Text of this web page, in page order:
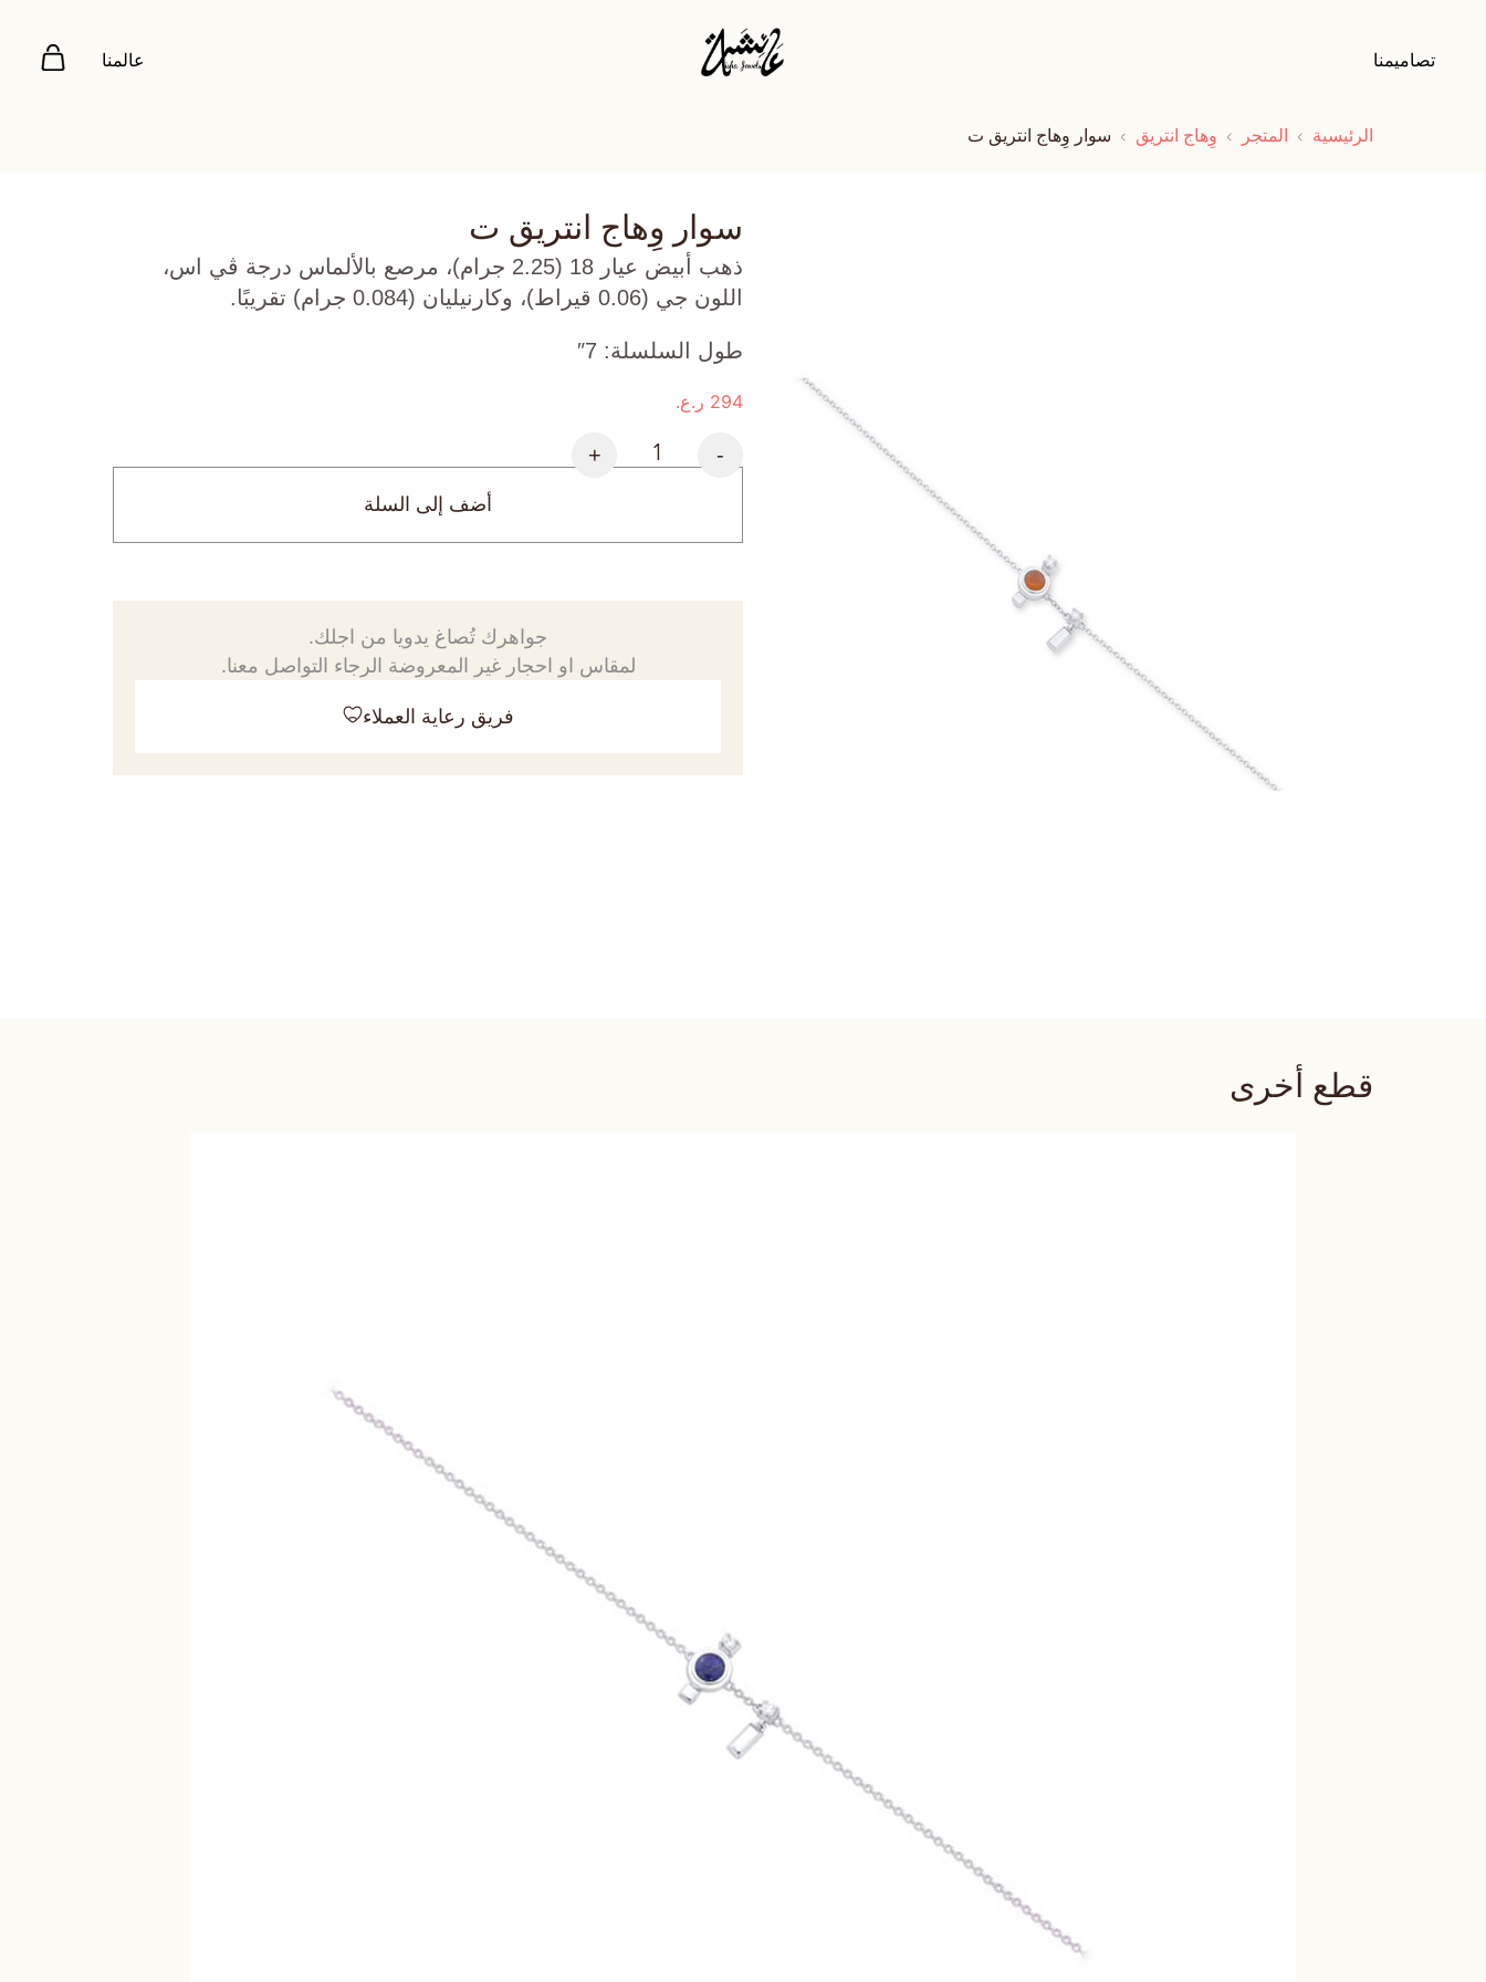
تصاميمنا عالمنا
الرئيسية المتجر وِهاج انتريق سوار وِهاج انتريق ت
سوار وِهاج انتريق ت
ذهب أبيض عيار 18 (2.25 جرام)، مرصع بالألماس درجة ڤي اس،
اللون جي (0.06 قيراط)، وكارنيليان (0.084 جرام) تقريبًا.
طول السلسلة: 7″
294 ر.ع.
-
+
أضف إلى السلة
جواهرك تُصاغ يدويا من اجلك.
لمقاس او احجار غير المعروضة الرجاء التواصل معنا.
فريق رعاية العملاء
قطع أخرى